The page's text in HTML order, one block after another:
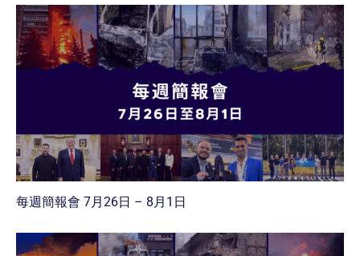
每週簡報會 7月26日 – 8月1日